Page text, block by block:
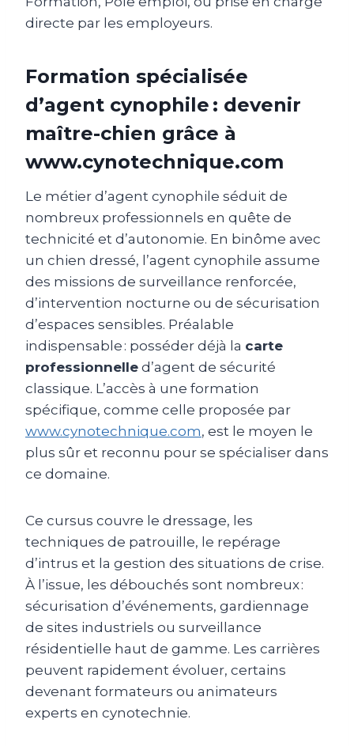
directe par les employeurs.
Formation spécialisée
d’agent cynophile : devenir
maître-chien grâce à
www.cynotechnique.com
Le métier d’agent cynophile séduit de
nombreux professionnels en quête de
technicité et d’autonomie. En binôme avec
un chien dressé, l’agent cynophile assume
des missions de surveillance renforcée,
d’intervention nocturne ou de sécurisation
d’espaces sensibles. Préalable
indispensable : posséder déjà la carte
professionnelle d’agent de sécurité
classique. L’accès à une formation
spécifique, comme celle proposée par
www.cynotechnique.com, est le moyen le
plus sûr et reconnu pour se spécialiser dans
ce domaine.
Ce cursus couvre le dressage, les
techniques de patrouille, le repérage
d’intrus et la gestion des situations de crise.
À l’issue, les débouchés sont nombreux :
sécurisation d’événements, gardiennage
de sites industriels ou surveillance
résidentielle haut de gamme. Les carrières
peuvent rapidement évoluer, certains
devenant formateurs ou animateurs
experts en cynotechnie.